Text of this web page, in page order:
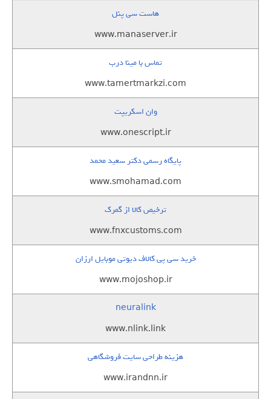
هاست سی پنل
www.manaserver.ir
تماس با مینا درب
www.tamertmarkzi.com
وان اسکریپت
www.onescript.ir
پایگاه رسمی دکتر سعید محمد
www.smohamad.com
ترخیص کالا از گمرک
www.fnxcustoms.com
خرید سی پی کالاف دیوتی موبایل ارزان
www.mojoshop.ir
neuralink
www.nlink.link
هزینه طراحی سایت فروشگاهی
www.irandnn.ir